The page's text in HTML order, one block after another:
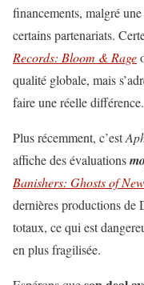
financements, malgré
certains partenariats.
Records: Bloom & Rage
qualité globale, mais
faire une réelle différence.
Plus récemment, c’est
affiche des évaluations
Banishers: Ghosts of
dernières productions de
totaux, ce qui est
en plus fragilisée.